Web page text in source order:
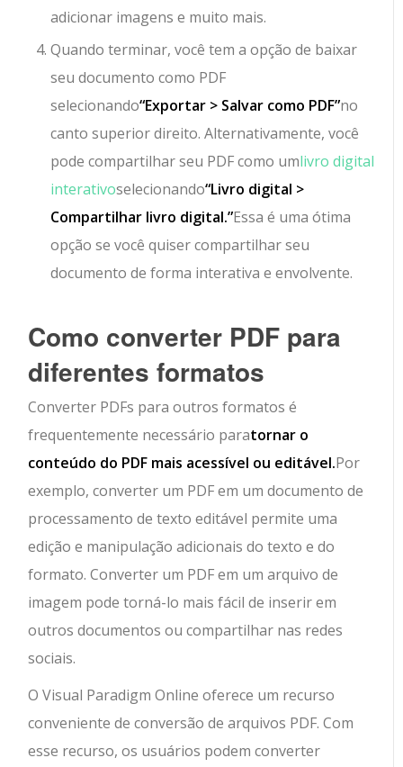
adicionar imagens e muito mais.
Quando terminar, você tem a opção de baixar
seu documento como PDF
selecionando“Exportar > Salvar como PDF”no
canto superior direito. Alternativamente, você
pode compartilhar seu PDF como umlivro digital
interativoselecionando“Livro digital >
Compartilhar livro digital.”Essa é uma ótima
opção se você quiser compartilhar seu
documento de forma interativa e envolvente.
Como converter PDF para
diferentes formatos
Converter PDFs para outros formatos é
frequentemente necessário paratornar o
conteúdo do PDF mais acessível ou editável.Por
exemplo, converter um PDF em um documento de
processamento de texto editável permite uma
edição e manipulação adicionais do texto e do
formato. Converter um PDF em um arquivo de
imagem pode torná-lo mais fácil de inserir em
outros documentos ou compartilhar nas redes
sociais.
O Visual Paradigm Online oferece um recurso
conveniente de conversão de arquivos PDF. Com
esse recurso, os usuários podem converter